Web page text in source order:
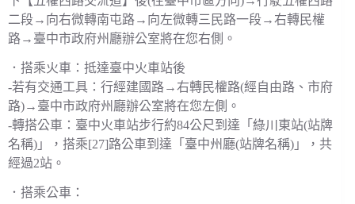
二段→向右微轉南屯路→向左微轉三民路一段→右轉民權
路→臺中市政府州廳辦公室將在您右側。
．搭乘火車：抵達臺中火車站後
-若有交通工具：行經建國路→右轉民權路(經自由路、市府
路)→臺中市政府州廳辦公室將在您左側。
-轉搭公車：臺中火車站步行約84公尺到達「綠川東站(站牌
名稱)」，搭乘[27]路公車到達「臺中州廳(站牌名稱)」，共
經過2站。
．搭乘公車：